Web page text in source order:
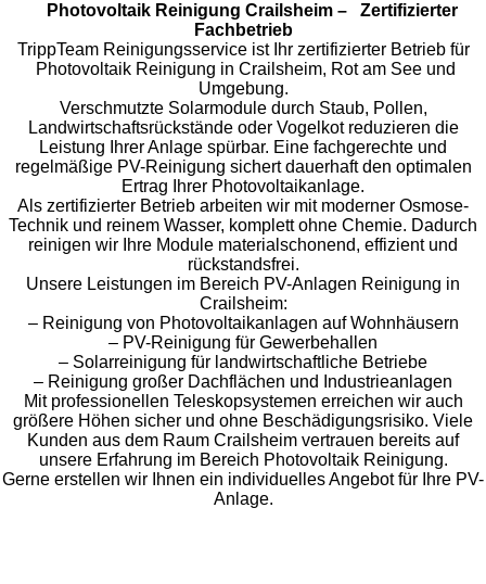
Photovoltaik Reinigung Crailsheim – Zertifizierter
Fachbetrieb
TrippTeam Reinigungsservice ist Ihr zertifizierter Betrieb für
Photovoltaik Reinigung in Crailsheim, Rot am See und
Umgebung.
Verschmutzte Solarmodule durch Staub, Pollen,
Landwirtschaftsrückstände oder Vogelkot reduzieren die
Leistung Ihrer Anlage spürbar. Eine fachgerechte und
regelmäßige PV-Reinigung sichert dauerhaft den optimalen
Ertrag Ihrer Photovoltaikanlage.
Als zertifizierter Betrieb arbeiten wir mit moderner Osmose-
Technik und reinem Wasser, komplett ohne Chemie. Dadurch
reinigen wir Ihre Module materialschonend, effizient und
rückstandsfrei.
Unsere Leistungen im Bereich PV-Anlagen Reinigung in
Crailsheim:
– Reinigung von Photovoltaikanlagen auf Wohnhäusern
– PV-Reinigung für Gewerbehallen
– Solarreinigung für landwirtschaftliche Betriebe
– Reinigung großer Dachflächen und Industrieanlagen
Mit professionellen Teleskopsystemen erreichen wir auch
größere Höhen sicher und ohne Beschädigungsrisiko. Viele
Kunden aus dem Raum Crailsheim vertrauen bereits auf
unsere Erfahrung im Bereich Photovoltaik Reinigung.
Gerne erstellen wir Ihnen ein individuelles Angebot für Ihre PV-
Anlage.